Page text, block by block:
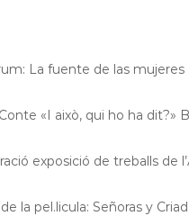
La fuente de las mujeres
«I això, qui ho ha dit?»
exposició de treballs de
la pel.licula: Señoras y